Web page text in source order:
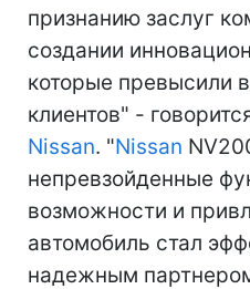
признанию заслуг
создании
которые превысили
клиентов" -
Nissan. "Nissan
непревзойденные
возможности и
автомобиль стал
надежным